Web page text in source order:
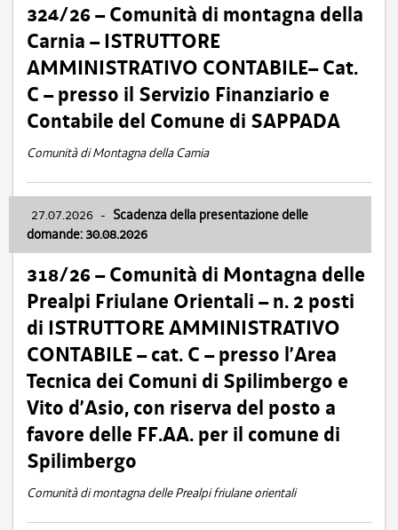
324/26 – Comunità di montagna della
Carnia – ISTRUTTORE
AMMINISTRATIVO CONTABILE– Cat.
C – presso il Servizio Finanziario e
Contabile del Comune di SAPPADA
Comunità di Montagna della Carnia
27.07.2026 - Scadenza della presentazione delle
domande: 30.08.2026
318/26 – Comunità di Montagna delle
Prealpi Friulane Orientali – n. 2 posti
di ISTRUTTORE AMMINISTRATIVO
CONTABILE – cat. C – presso l’Area
Tecnica dei Comuni di Spilimbergo e
Vito d’Asio, con riserva del posto a
favore delle FF.AA. per il comune di
Spilimbergo
Comunità di montagna delle Prealpi friulane orientali